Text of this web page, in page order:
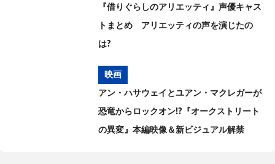
『借りぐらしのアリエッティ』声優キャス
トまとめ アリエッティの声を演じたの
は?
映画
アン・ハサウェイとユアン・マクレガーが
恐竜からロックオン!?『オークストリート
の異変』本編映像＆新ビジュアル解禁